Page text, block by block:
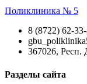
Поликлиника № 5
8 (8722) 62-
367026, Респ.
Разделы сайта